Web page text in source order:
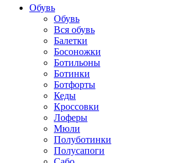
Обувь
Обувь
Вся обувь
Балетки
Босоножки
Ботильоны
Ботинки
Ботфорты
Кеды
Кроссовки
Лоферы
Мюли
Полуботинки
Полусапоги